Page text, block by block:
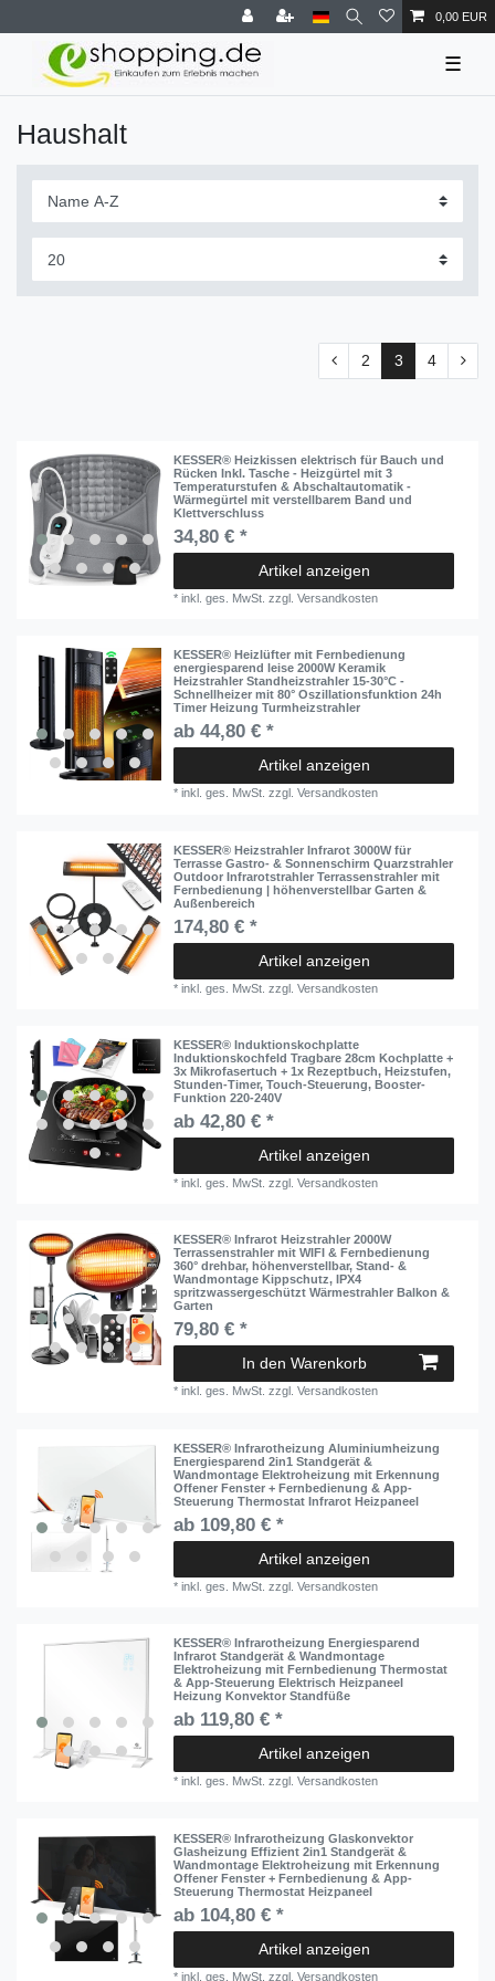
0,00 EUR
☰
Haushalt
2 3 4
KESSER® Heizkissen elektrisch für Bauch und
Rücken Inkl. Tasche - Heizgürtel mit 3
Temperaturstufen & Abschaltautomatik -
Wärmegürtel mit verstellbarem Band und
Klettverschluss
34,80 € *
Artikel anzeigen
*inkl. ges. MwSt. zzgl.Versandkosten
KESSER® Heizlüfter mit Fernbedienung
energiesparend leise 2000W Keramik
Heizstrahler Standheizstrahler 15-30°C -
Schnellheizer mit 80° Oszillationsfunktion 24h
Timer Heizung Turmheizstrahler
ab 44,80 € *
Artikel anzeigen
*inkl. ges. MwSt. zzgl.Versandkosten
KESSER® Heizstrahler Infrarot 3000W für
Terrasse Gastro- & Sonnenschirm Quarzstrahler
Outdoor Infrarotstrahler Terrassenstrahler mit
Fernbedienung | höhenverstellbar Garten &
Außenbereich
174,80 € *
Artikel anzeigen
*inkl. ges. MwSt. zzgl.Versandkosten
KESSER® Induktionskochplatte
Induktionskochfeld Tragbare 28cm Kochplatte +
3x Mikrofasertuch + 1x Rezeptbuch, Heizstufen,
Stunden-Timer, Touch-Steuerung, Booster-
Funktion 220-240V
ab 42,80 € *
Artikel anzeigen
*inkl. ges. MwSt. zzgl.Versandkosten
KESSER® Infrarot Heizstrahler 2000W
Terrassenstrahler mit WIFI & Fernbedienung
360° drehbar, höhenverstellbar, Stand- &
Wandmontage Kippschutz, IPX4
spritzwassergeschützt Wärmestrahler Balkon &
Garten
79,80 € *
In den Warenkorb
*inkl. ges. MwSt. zzgl.Versandkosten
KESSER® Infrarotheizung Aluminiumheizung
Energiesparend 2in1 Standgerät &
Wandmontage Elektroheizung mit Erkennung
Offener Fenster + Fernbedienung & App-
Steuerung Thermostat Infrarot Heizpaneel
ab 109,80 € *
Artikel anzeigen
*inkl. ges. MwSt. zzgl.Versandkosten
KESSER® Infrarotheizung Energiesparend
Infrarot Standgerät & Wandmontage
Elektroheizung mit Fernbedienung Thermostat
& App-Steuerung Elektrisch Heizpaneel
Heizung Konvektor Standfüße
ab 119,80 € *
Artikel anzeigen
*inkl. ges. MwSt. zzgl.Versandkosten
KESSER® Infrarotheizung Glaskonvektor
Glasheizung Effizient 2in1 Standgerät &
Wandmontage Elektroheizung mit Erkennung
Offener Fenster + Fernbedienung & App-
Steuerung Thermostat Heizpaneel
ab 104,80 € *
Artikel anzeigen
*inkl. ges. MwSt. zzgl.Versandkosten